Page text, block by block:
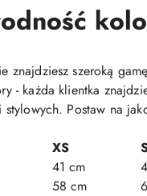
znajdziesz szeroką
- każda klientka
Postaw na
XS
41 cm
58 cm